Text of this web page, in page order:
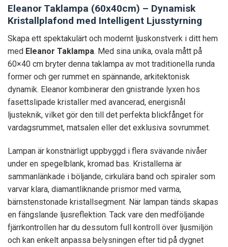
Eleanor Taklampa (60x40cm) – Dynamisk
Kristallplafond med Intelligent Ljusstyrning
Skapa ett spektakulärt och modernt ljuskonstverk i ditt hem
med Eleanor Taklampa. Med sina unika, ovala mått på
60×40 cm bryter denna taklampa av mot traditionella runda
former och ger rummet en spännande, arkitektonisk
dynamik. Eleanor kombinerar den gnistrande lyxen hos
fasettslipade kristaller med avancerad, energisnål
ljusteknik, vilket gör den till det perfekta blickfånget för
vardagsrummet, matsalen eller det exklusiva sovrummet.
Lampan är konstnärligt uppbyggd i flera svävande nivåer
under en spegelblank, kromad bas. Kristallerna är
sammanlänkade i böljande, cirkulära band och spiraler som
varvar klara, diamantliknande prismor med varma,
bärnstenstonade kristallsegment. När lampan tänds skapas
en fängslande ljusreflektion. Tack vare den medföljande
fjärrkontrollen har du dessutom full kontroll över ljusmiljön
och kan enkelt anpassa belysningen efter tid på dygnet